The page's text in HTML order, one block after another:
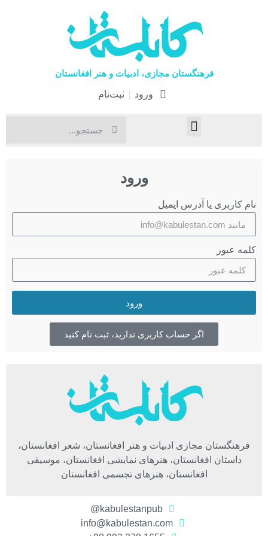
فرهنگستان مجازی، ادبیات و هنر افغانستان
ورود ثبت‌نام
ورود
نام کاربری یا آدرس ایمیل
کلمه عبور
ورود
اگر حساب کاربری ندارید، ثبت نام کنید
فرهنگستان مجازی ادبیات و هنر افغانستان، شعر افغانستان،
داستان افغانستان، هنرهای نمایشی افغانستان، موسیقی
افغانستان، هنرهای تجسمی افغانستان
kabulestanpub@
info@kabulestan.com